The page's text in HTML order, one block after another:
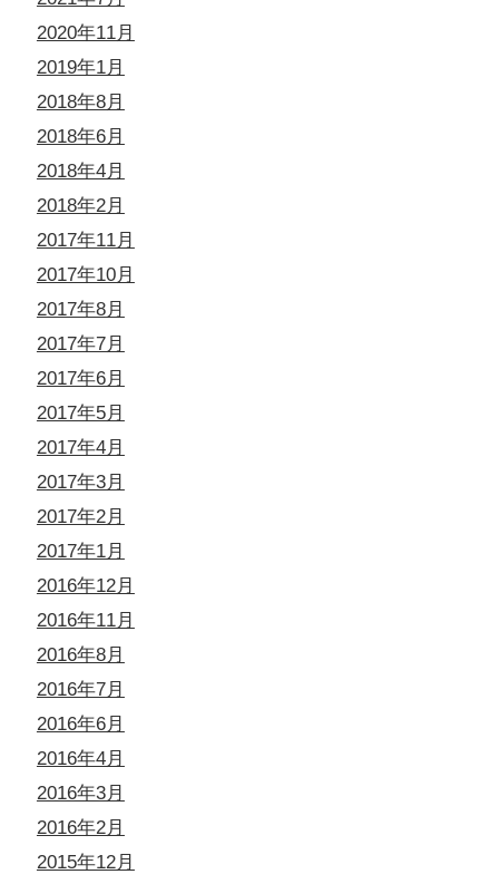
2020年11月
2019年1月
2018年8月
2018年6月
2018年4月
2018年2月
2017年11月
2017年10月
2017年8月
2017年7月
2017年6月
2017年5月
2017年4月
2017年3月
2017年2月
2017年1月
2016年12月
2016年11月
2016年8月
2016年7月
2016年6月
2016年4月
2016年3月
2016年2月
2015年12月